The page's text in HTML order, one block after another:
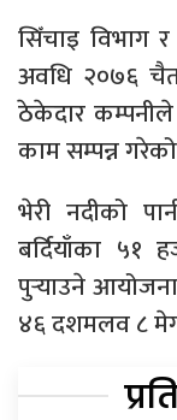
सिँचाइ विभाग
अवधि २०७६
ठेकेदार
काम सम्पन्न
भेरी नदीको
बर्दियाँका ५१
पुर्‍याउने
४६ दशमलव ८